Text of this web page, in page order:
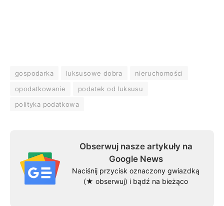
gospodarka luksusowe dobra
nieruchomości
opodatkowanie
podatek od luksusu
polityka podatkowa
Obserwuj nasze artykuły na
Google News
Naciśnij przycisk oznaczony gwiazdką
(★ obserwuj) i bądź na bieżąco